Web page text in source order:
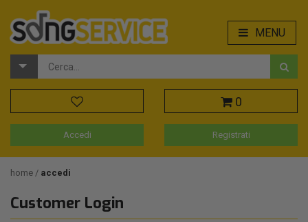
MENU
0
Accedi Registrati
home accedi
Customer Login